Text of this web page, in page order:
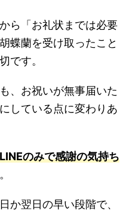
ら「お礼状までは必要
蝶蘭を受け取ったこと
です。
、お祝いが無事届いた
している点に変わりあ
のみで感謝の気持ち
。
か翌日の早い段階で、